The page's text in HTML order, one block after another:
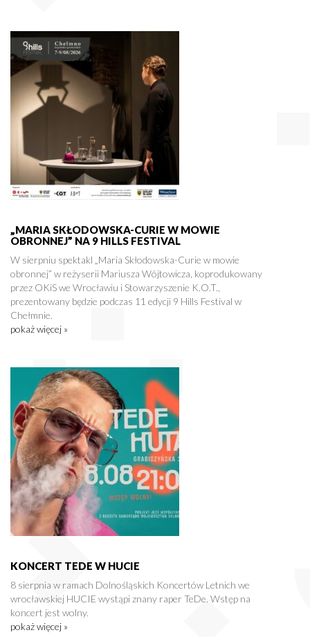
„MARIA SKŁODOWSKA-CURIE W MOWIE
OBRONNEJ” NA 9 HILLS FESTIVAL
W sierpniu spektakl „Maria Skłodowska-Curie w mowie
obronnej” w reżyserii Mariusza Wójtowicza, koprodukowany
przez OKiS we Wrocławiu i Stowarzyszenie K.O.T.,
prezentowany będzie podczas 11 edycji 9 Hills Festival w
Chełmnie.
pokaż więcej »
KONCERT TEDE W HUCIE
8 sierpnia w ramach Dolnośląskich Koncertów Letnich we
wrocławskiej HUCIE wystąpi znany raper TeDe. Wstęp na
koncert jest wolny.
pokaż więcej »